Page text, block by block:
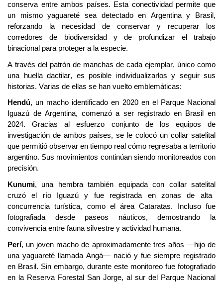
conserva entre ambos países. Esta conectividad permite que
un mismo yaguareté sea detectado en Argentina y Brasil,
reforzando la necesidad de conservar y recuperar los
corredores de biodiversidad y de profundizar el trabajo
binacional para proteger a la especie.
A través del patrón de manchas de cada ejemplar, único como
una huella dactilar, es posible individualizarlos y seguir sus
historias. Varias de ellas se han vuelto emblemáticas:
Hendú, un macho identificado en 2020 en el Parque Nacional
Iguazú deArgentina, comenzó a ser registrado en Brasil en
2024. Gracias al esfuerzo conjunto de los equipos de
investigación de ambos países, se le colocó un collar satelital
que permitió observar en tiempo real cómo regresaba a territorio
argentino. Sus movimientos continúan siendo monitoreados con
precisión.
Kunumi, una hembra también equipada con collar satelital
cruzó el río Iguazú y fue registrada en zonas de alta
concurrencia turística, como el área Cataratas. Incluso fue
fotografiada desde paseos náuticos, demostrando la
convivencia entre fauna silvestre y actividad humana.
Perí, un joven macho de aproximadamente tres años —hijo de
una yaguareté llamada Angá— nació y fue siempre registrado
en Brasil. Sin embargo, durante este monitoreo fue fotografiado
en la Reserva Forestal San Jorge, al sur del Parque Nacional